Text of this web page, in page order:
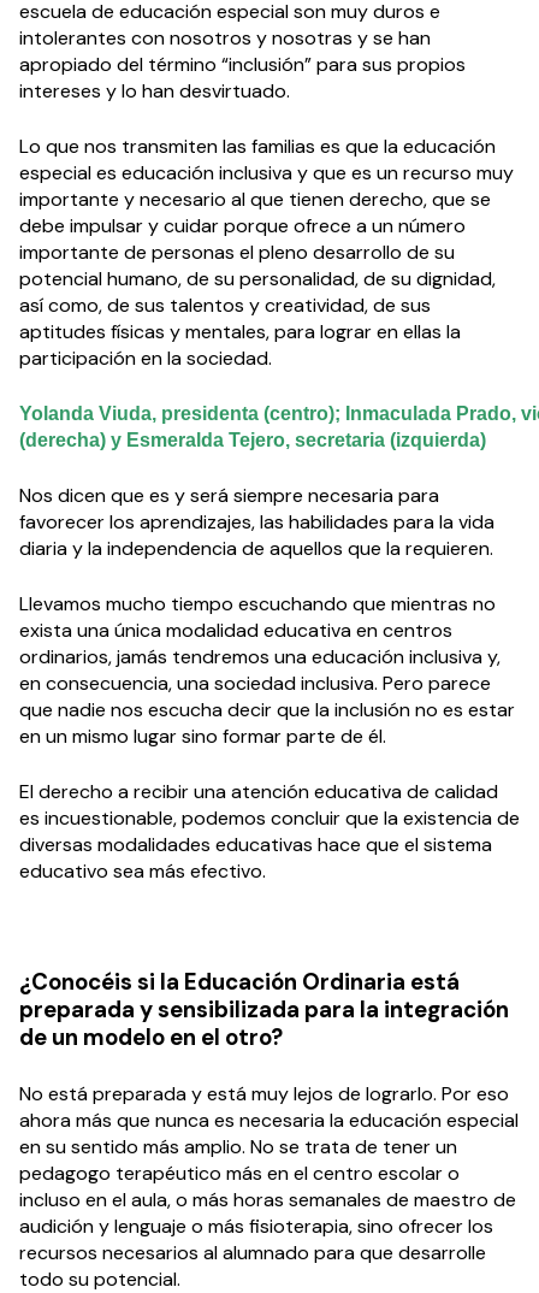
escuela de educación especial son muy duros e
intolerantes con nosotros y nosotras y se han
apropiado del término “inclusión” para sus propios
intereses y lo han desvirtuado.
Lo que nos transmiten las familias es que la educación
especial es educación inclusiva y que es un recurso muy
importante y necesario al que tienen derecho, que se
debe impulsar y cuidar porque ofrece a un número
importante de personas el pleno desarrollo de su
potencial humano, de su personalidad, de su dignidad,
así como, de sus talentos y creatividad, de sus
aptitudes físicas y mentales, para lograr en ellas la
participación en la sociedad.
Yolanda Viuda, presidenta (centro); Inmaculada Prado,
(derecha) y Esmeralda Tejero, secretaria (izquierda)
Nos dicen que es y será siempre necesaria para
favorecer los aprendizajes, las habilidades para la vida
diaria y la independencia de aquellos que la requieren.
Llevamos mucho tiempo escuchando que mientras no
exista una única modalidad educativa en centros
ordinarios, jamás tendremos una educación inclusiva y,
en consecuencia, una sociedad inclusiva. Pero parece
que nadie nos escucha decir que la inclusión no es estar
en un mismo lugar sino formar parte de él.
El derecho a recibir una atención educativa de calidad
es incuestionable, podemos concluir que la existencia de
diversas modalidades educativas hace que el sistema
educativo sea más efectivo.
¿Conocéis si la Educación Ordinaria está
preparada y sensibilizada para la integración
de un modelo en el otro?
No está preparada y está muy lejos de lograrlo. Por eso
ahora más que nunca es necesaria la educación especial
en su sentido más amplio. No se trata de tener un
pedagogo terapéutico más en el centro escolar o
incluso en el aula, o más horas semanales de maestro de
audición y lenguaje o más fisioterapia, sino ofrecer los
recursos necesarios al alumnado para que desarrolle
todo su potencial.